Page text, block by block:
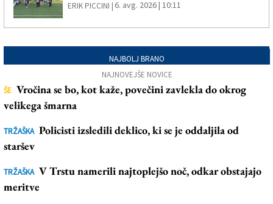
ERIK PICCINI | 6. avg. 2026 | 10:11
NAJBOLJ BRANO
NAJNOVEJŠE NOVICE
ŠE Vročina se bo, kot kaže, povečini zavlekla do okrog
velikega šmarna
TRŽAŠKA Policisti izsledili deklico, ki se je oddaljila od
staršev
TRŽAŠKA V Trstu namerili najtoplejšo noč, odkar obstajajo
meritve